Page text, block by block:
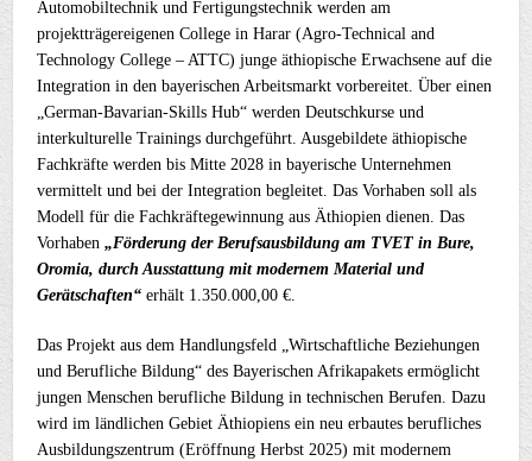
Automobiltechnik und Fertigungstechnik werden am
projektträgereigenen College in Harar (Agro-Technical and
Technology College – ATTC) junge äthiopische Erwachsene auf die
Integration in den bayerischen Arbeitsmarkt vorbereitet. Über einen
„German-Bavarian-Skills Hub“ werden Deutschkurse und
interkulturelle Trainings durchgeführt. Ausgebildete äthiopische
Fachkräfte werden bis Mitte 2028 in bayerische Unternehmen
vermittelt und bei der Integration begleitet. Das Vorhaben soll als
Modell für die Fachkräftegewinnung aus Äthiopien dienen. Das
Vorhaben„Förderung der Berufsausbildung am TVET in Bure,
Oromia, durch Ausstattung mit modernem Material und
Gerätschaften“ erhält 1.350.000,00 €.
Das Projekt aus dem Handlungsfeld „Wirtschaftliche Beziehungen
und Berufliche Bildung“ des Bayerischen Afrikapakets ermöglicht
jungen Menschen berufliche Bildung in technischen Berufen. Dazu
wird im ländlichen Gebiet Äthiopiens ein neu erbautes berufliches
Ausbildungszentrum (Eröffnung Herbst 2025) mit modernem